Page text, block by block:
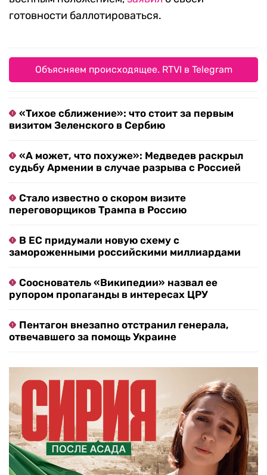
готовности баллотироваться.
Объясняем происходящее. RTVI в Telegram
«Тихое сближение»: что стоит за первым
визитом Зеленского в Сербию
«А может, что похуже»: Медведев раскрыл
судьбу Армении в случае разрыва с Россией
Стало известно о скором визите
переговорщиков Трампа в Россию
В ЕС придумали новую схему с
замороженными российскими миллиардами
Сооснователь «Википедии» назвал ее
рупором пропаганды в интересах ЦРУ
Пентагон внезапно отстранил генерала,
отвечавшего за помощь Украине